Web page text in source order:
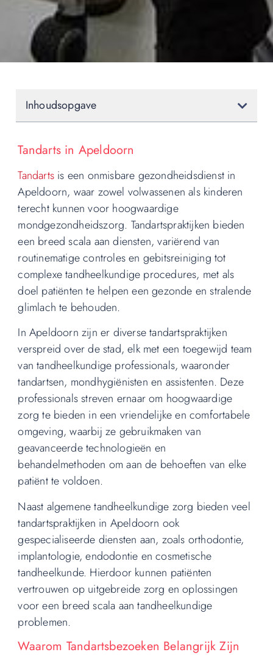
Tandarts in Apeldoorn
Tandarts is een onmisbare gezondheidsdienst in
Apeldoorn, waar zowel volwassenen als kinderen
terecht kunnen voor hoogwaardige
mondgezondheidszorg. Tandartspraktijken bieden
een breed scala aan diensten, variërend van
routinematige controles en gebitsreiniging tot
complexe tandheelkundige procedures, met als
doel patiënten te helpen een gezonde en stralende
glimlach te behouden.
In Apeldoorn zijn er diverse tandartspraktijken
verspreid over de stad, elk met een toegewijd team
van tandheelkundige professionals, waaronder
tandartsen, mondhygiënisten en assistenten. Deze
professionals streven ernaar om hoogwaardige
zorg te bieden in een vriendelijke en comfortabele
omgeving, waarbij ze gebruikmaken van
geavanceerde technologieën en
behandelmethoden om aan de behoeften van elke
patiënt te voldoen.
Naast algemene tandheelkundige zorg bieden veel
tandartspraktijken in Apeldoorn ook
gespecialiseerde diensten aan, zoals orthodontie,
implantologie, endodontie en cosmetische
tandheelkunde. Hierdoor kunnen patiënten
vertrouwen op uitgebreide zorg en oplossingen
voor een breed scala aan tandheelkundige
problemen.
Waarom Tandartsbezoeken Belangrijk Zijn
Inhoudsopgave